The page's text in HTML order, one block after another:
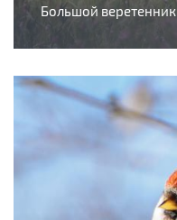
Большой веретенник